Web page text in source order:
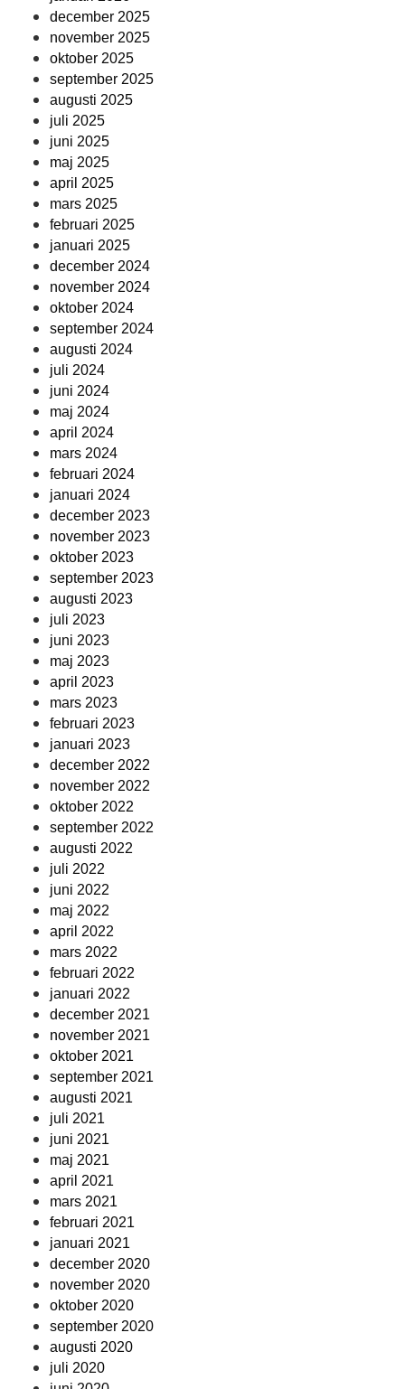
december 2025
november 2025
oktober 2025
september 2025
augusti 2025
juli 2025
juni 2025
maj 2025
april 2025
mars 2025
februari 2025
januari 2025
december 2024
november 2024
oktober 2024
september 2024
augusti 2024
juli 2024
juni 2024
maj 2024
april 2024
mars 2024
februari 2024
januari 2024
december 2023
november 2023
oktober 2023
september 2023
augusti 2023
juli 2023
juni 2023
maj 2023
april 2023
mars 2023
februari 2023
januari 2023
december 2022
november 2022
oktober 2022
september 2022
augusti 2022
juli 2022
juni 2022
maj 2022
april 2022
mars 2022
februari 2022
januari 2022
december 2021
november 2021
oktober 2021
september 2021
augusti 2021
juli 2021
juni 2021
maj 2021
april 2021
mars 2021
februari 2021
januari 2021
december 2020
november 2020
oktober 2020
september 2020
augusti 2020
juli 2020